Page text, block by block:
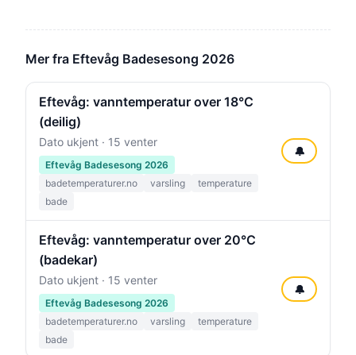
Mer fra Eftevåg Badesesong 2026
Eftevåg: vanntemperatur over 18°C
(deilig)
Dato ukjent · 15 venter
Eftevåg Badesesong 2026
badetemperaturer.no
varsling
temperature
bade
🔔
Eftevåg: vanntemperatur over 20°C
(badekar)
Dato ukjent · 15 venter
Eftevåg Badesesong 2026
badetemperaturer.no
varsling
temperature
bade
🔔